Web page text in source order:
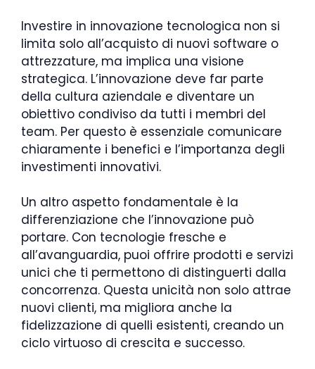
Investire in innovazione tecnologica non si
limita solo all’acquisto di nuovi software o
attrezzature, ma implica una visione
strategica. L’innovazione deve far parte
della cultura aziendale e diventare un
obiettivo condiviso da tutti i membri del
team. Per questo è essenziale comunicare
chiaramente i benefici e l’importanza degli
investimenti innovativi.
Un altro aspetto fondamentale è la
differenziazione che l’innovazione può
portare. Con tecnologie fresche e
all’avanguardia, puoi offrire prodotti e servizi
unici che ti permettono di distinguerti dalla
concorrenza. Questa unicità non solo attrae
nuovi clienti, ma migliora anche la
fidelizzazione di quelli esistenti, creando un
ciclo virtuoso di crescita e successo.